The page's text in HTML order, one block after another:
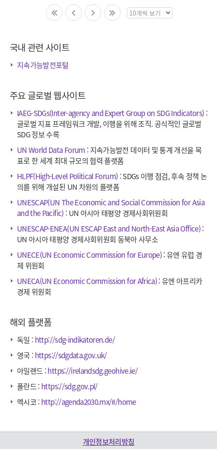
페
국내 관련 사이트
지속가능발전포털
주요 글로벌 웹사이트
IAEG-SDGs(Inter-agency and Expert Group on SDG Indicators) :
글로벌 지표 프레임워크 개발, 이행을 위해 조직. 공식적인 글로벌
SDG 정보 수록
UN World Data Forum : 지속가능발전 데이터 및 통계 개선을 목
표로 한 세계 최대 규모의 협력 플랫폼
HLPF(High-Level Political Forum) : SDGs 이행 점검, 후속 정책 논
의를 위해 개설된 UN 차원의 플랫폼
UNESCAP(UN The Economic and Social Commission for Asia
and the Pacific) : UN 아시아 태평양 경제사회위원회
UNESCAP-ENEA(UN ESCAP East and North-East Asia Office):
UN 아시아 태평양 경제사회위원회 동북아 사무소
UNECE(UN Economic Commission for Europe): 유엔 유럽 경
제 위원회
UNECA(UN Economic Commission for Africa): 유엔 아프리카
경제 위원회
해외 플랫폼
독일 : http://sdg-indikatoren.de/
영국 : https://sdgdata.gov.uk/
아일랜드 :https://irelandsdg.geohive.ie/
폴란드 : https://sdg.gov.pl/
멕시코 : http://agenda2030.mx/#/home
개인정보처리방침